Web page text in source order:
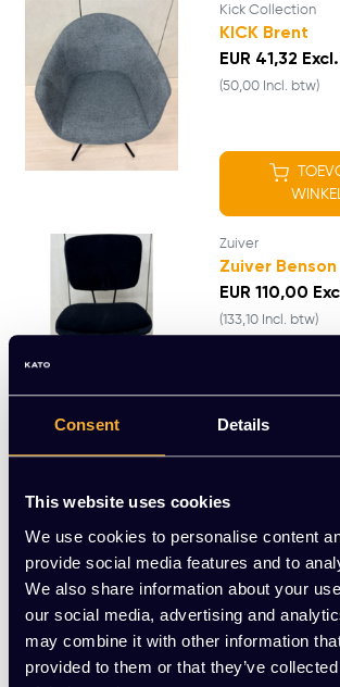
Consent Details
This website uses cookies
We use cookies to personalise content
provide social media features and to
We also share information about your
our social media, advertising and
may combine it with other information
provided to them or that they’ve
Kick Collection
KICK Brent
EUR 41,32
(50,00 Incl. btw)
Zuiver
Zuiver Benson
EUR 110,00
(133,10 Incl. btw)
DePadova
EUR 619,83
(749,99 Incl. btw)